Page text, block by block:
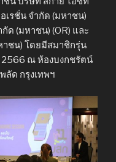
เรชั่น จำกัด (มหาชน)
ด (มหาชน) (OR) และ
าชน) โดยมีสมาชิกรุ่น
2566 ณ ห้องบงกชรัตน์
ลัด กรุงเทพฯ